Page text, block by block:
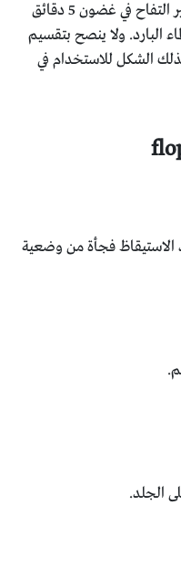
(غير ساخن)، ويجب ابتلاع عصير التفاح في غضون 5 دقائق
البارد. ولا ينصح بتقسيم
الشكل للاستخدام في
الاستيقاظ فجأة من وضعية
الجلد.